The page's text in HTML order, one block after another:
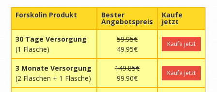
Forskolin Produkt Bester
Angebotspreis
Kaufe
jetzt
30 Tage Versorgung
(1 Flasche)
59.95€
49.95€
Kaufe jetzt
3 Monate Versorgung
(2 Flaschen + 1 Flasche)
149.85€
99.90€
Kaufe jetzt